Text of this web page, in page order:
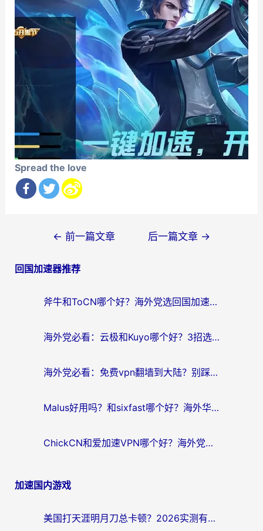
Spread the love
导
← 前一篇文章 后一篇文章 →
回国加速器推荐
斧牛和ToCN哪个好？海外党选回国加速器的避坑指南（附免费工具推荐）
海外党必看：云极和Kuyo哪个好？3招选对回国加速器，无缝刷国内资源
海外党必看：免费vpn翻墙到大陆？别踩坑！教你选对回国加速器无缝追剧玩游戏
Malus好用吗？和sixfast哪个好？海外华人亲测3款热门回国加速器，附排名指南
ChickCN和爱加速VPN哪个好？海外党亲测3款回国加速器，这一款才是无缝访问国内资源的最优解
加速国内游戏
美国打天涯明月刀总卡顿？2026实测有效的加速器推荐（附跨平台使用技巧）